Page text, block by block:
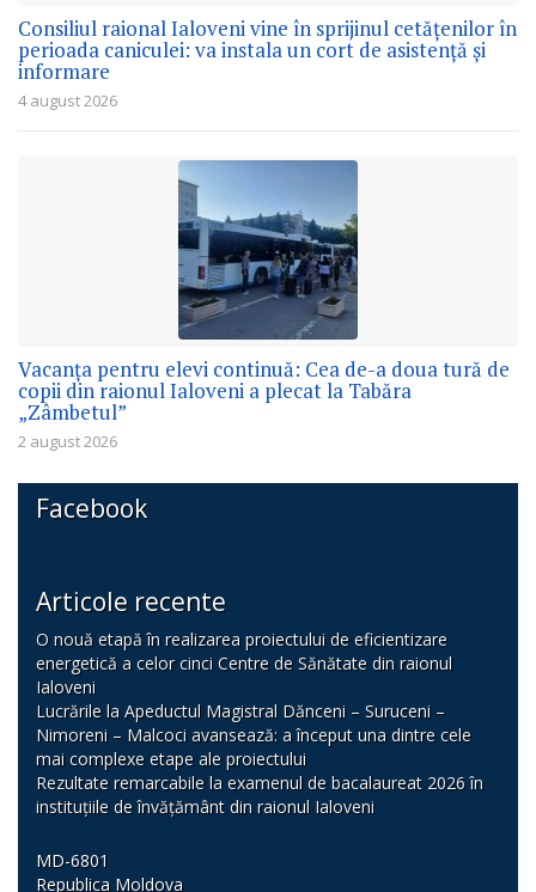
Consiliul raional Ialoveni vine în sprijinul cetățenilor în
perioada caniculei: va instala un cort de asistență și
informare
4 august 2026
Vacanța pentru elevi continuă: Cea de-a doua tură de
copii din raionul Ialoveni a plecat la Tabăra
„Zâmbetul”
2 august 2026
Facebook
Articole recente
O nouă etapă în realizarea proiectului de eficientizare
energetică a celor cinci Centre de Sănătate din raionul
Ialoveni
Lucrările la Apeductul Magistral Dănceni – Suruceni –
Nimoreni – Malcoci avansează: a început una dintre cele
mai complexe etape ale proiectului
Rezultate remarcabile la examenul de bacalaureat 2026 în
instituțiile de învățământ din raionul Ialoveni
MD-6801
Republica Moldova